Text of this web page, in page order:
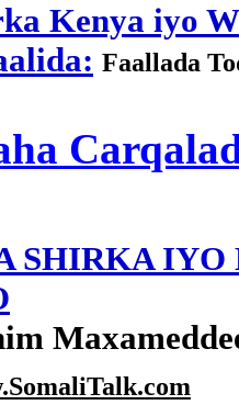
Kenya iyo
Faallada
SHIRKA IYO